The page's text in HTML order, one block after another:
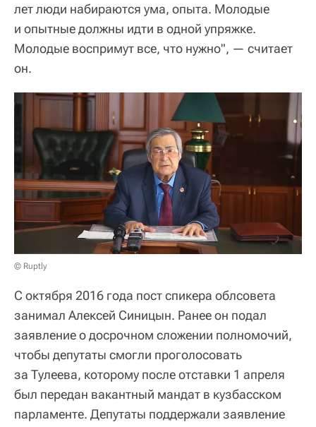
лет люди набираются ума, опыта. Молодые
и опытные должны идти в одной упряжке.
Молодые воспримут все, что нужно", — считает
он.
© Ruptly
С октября 2016 года пост спикера облсовета
занимал Алексей Синицын. Ранее он подал
заявление о досрочном сложении полномочий,
чтобы депутаты смогли проголосовать
за Тулеева, которому после отставки 1 апреля
был передан вакантный мандат в кузбасском
парламенте. Депутаты поддержали заявление